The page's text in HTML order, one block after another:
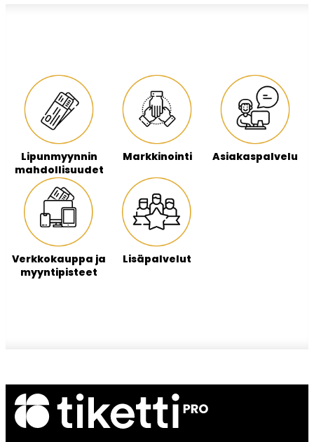
Lipunmyynnin
mahdollisuudet
Markkinointi Asiakaspalvelu
Verkkokauppa ja
myyntipisteet
Lisäpalvelut